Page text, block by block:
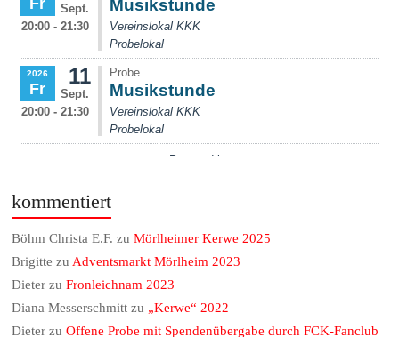
kommentiert
Böhm Christa E.F. zuMörlheimer Kerwe 2025
Brigitte zu Adventsmarkt Mörlheim 2023
Dieter zuFronleichnam 2023
Diana Messerschmitt zu „Kerwe“ 2022
Dieter zuOffene Probe mit Spendenübergabe durch FCK-Fanclub